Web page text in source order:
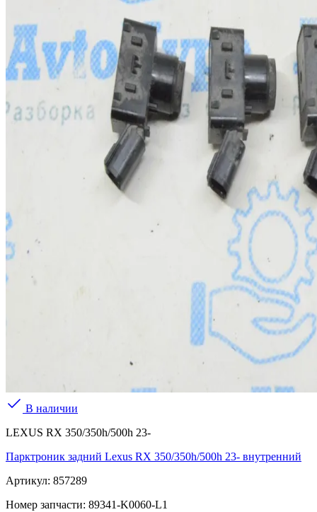
В наличии
LEXUS RX 350/350h/500h 23-
Парктроник задний Lexus RX 350/350h/500h 23- внутренний
Артикул: 857289
Номер запчасти: 89341-K0060-L1